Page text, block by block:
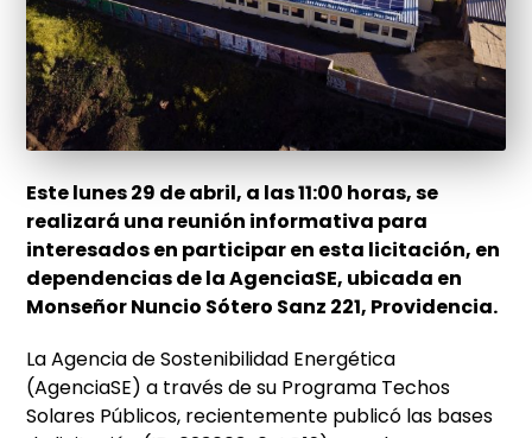
Este lunes 29 de abril, a las 11:00 horas, se
realizará una reunión informativa para
interesados en participar en esta licitación, en
dependencias de la AgenciaSE, ubicada en
Monseñor Nuncio Sótero Sanz 221, Providencia.
La Agencia de Sostenibilidad Energética
(AgenciaSE) a través de su Programa Techos
Solares Públicos, recientemente publicó las bases